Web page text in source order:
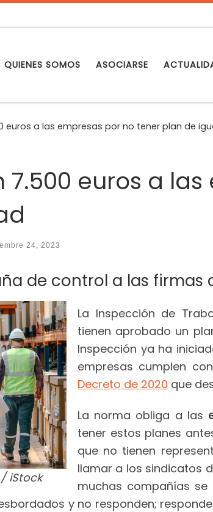
QUIENES SOMOS ASOCIARSE
euros a las empresas por no tener plan de
euros a
24, 2023
de control a las firmas
iStock
La Inspección de
tienen aprobado un
Inspección ya ha
empresas cumplen
Decreto de 2020 que
La norma obliga a las
tener estos planes
que no tienen
llamar a los sindicatos
muchas compañías
y no responden;